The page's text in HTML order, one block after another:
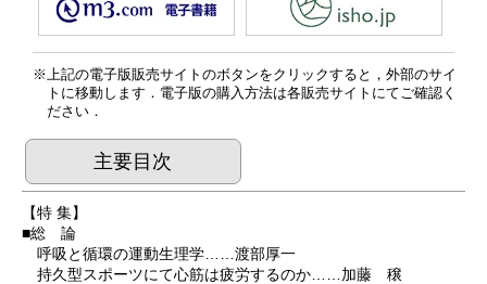
上記の電子版販売サイトのボタンをクリックすると，外部のサイ
トに移動します．電子版の購入方法は各販売サイトにてご確認く
ださい．
主要目次
【特 集】
■総 論
呼吸と循環の運動生理学……渡部厚一
持久型スポーツにて心筋は疲労するのか……加藤 穣